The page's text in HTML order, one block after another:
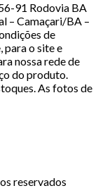
91 Rodovia BA
– Camaçari/BA –
de
para o site e
nossa rede de
do produto.
As fotos de
reservados